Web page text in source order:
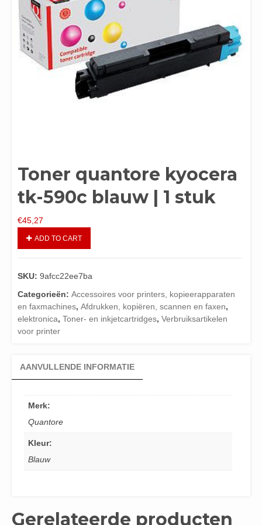
Toner quantore kyocera
tk-590c blauw | 1 stuk
€45,27
ADD TO CART
SKU: 9afcc22ee7ba
Categorieën: Accessoires voor printers, kopieerapparaten
en faxmachines, Afdrukken, kopiëren, scannen en faxen,
elektronica, Toner- en inkjetcartridges, Verbruiksartikelen
voor printer
AANVULLENDE INFORMATIE
Merk:
Quantore
Kleur:
Blauw
Gerelateerde producten